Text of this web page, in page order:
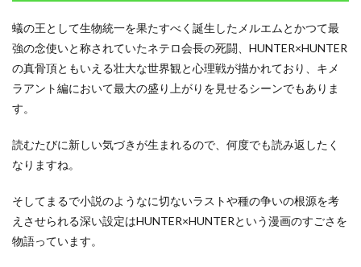
蟻の王として生物統一を果たすべく誕生したメルエムとかつて最
強の念使いと称されていたネテロ会長の死闘、HUNTER×HUNTER
の真骨頂ともいえる壮大な世界観と心理戦が描かれており、キメ
ラアント編において最大の盛り上がりを見せるシーンでもありま
す。
読むたびに新しい気づきが生まれるので、何度でも読み返したく
なりますね。
そしてまるで小説のようなに切ないラストや種の争いの根源を考
えさせられる深い設定はHUNTER×HUNTERという漫画のすごさを
物語っています。